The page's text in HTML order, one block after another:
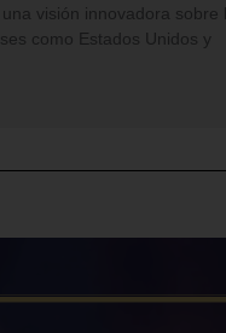
visión innovadora sobre
como Estados Unidos y